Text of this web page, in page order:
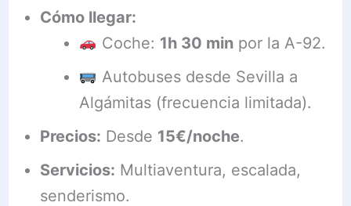
Cómo llegar:
Coche: 1h 30 minpor la A-92.
Autobuses desde Sevilla a
Algámitas (frecuencia limitada).
Precios: Desde 15€/noche.
Servicios: Multiaventura, escalada,
senderismo.